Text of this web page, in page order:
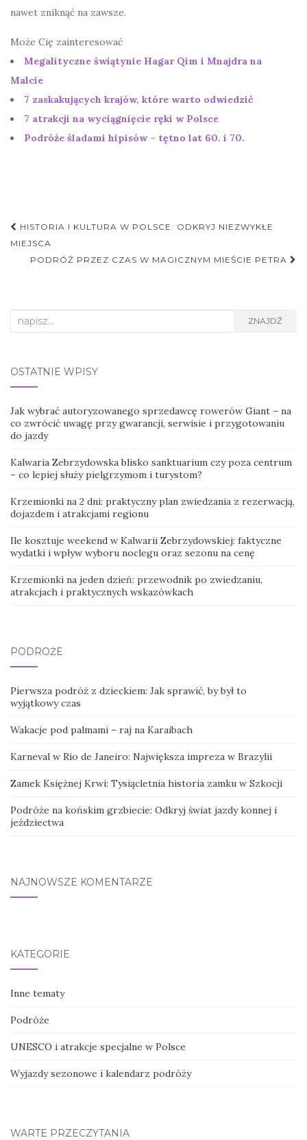
nawet zniknąć na zawsze.
Może Cię zainteresować
Megalityczne świątynie Hagar Qim i Mnajdra na
Malcie
7 zaskakujących krajów, które warto odwiedzić
7 atrakcji na wyciągnięcie ręki w Polsce
Podróże śladami hipisów – tętno lat 60. i 70.
Nawigacja
postu
HISTORIA I KULTURA W POLSCE: ODKRYJ NIEZWYKŁE
MIEJSCA
PODRÓŻ PRZEZ CZAS W MAGICZNYM MIEŚCIE PETRA
Search
ZNAJDŹ
OSTATNIE WPISY
Jak wybrać autoryzowanego sprzedawcę rowerów Giant – na
co zwrócić uwagę przy gwarancji, serwisie i przygotowaniu
do jazdy
Kalwaria Zebrzydowska blisko sanktuarium czy poza centrum
– co lepiej służy pielgrzymom i turystom?
Krzemionki na 2 dni: praktyczny plan zwiedzania z rezerwacją,
dojazdem i atrakcjami regionu
Ile kosztuje weekend w Kalwarii Zebrzydowskiej: faktyczne
wydatki i wpływ wyboru noclegu oraz sezonu na cenę
Krzemionki na jeden dzień: przewodnik po zwiedzaniu,
atrakcjach i praktycznych wskazówkach
PODRÓŻE
Pierwsza podróż z dzieckiem: Jak sprawić, by był to
wyjątkowy czas
Wakacje pod palmami – raj na Karaibach
Karneval w Rio de Janeiro: Największa impreza w Brazylii
Zamek Księżnej Krwi: Tysiącletnia historia zamku w Szkocji
Podróże na końskim grzbiecie: Odkryj świat jazdy konnej i
jeździectwa
NAJNOWSZE KOMENTARZE
KATEGORIE
Inne tematy
Podróże
UNESCO i atrakcje specjalne w Polsce
Wyjazdy sezonowe i kalendarz podróży
WARTE PRZECZYTANIA